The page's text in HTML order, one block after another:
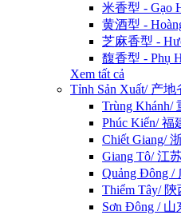
米香型 - Gạo
黄酒型 -
芝麻香型 -
馥香型 - Phụ
Xem tất cả
Tỉnh Sản Xuất/ 产地
Trùng Khánh/
Phúc Kiến/ 福
Chiết Giang/
Giang Tô/ 江
Quảng Đông /
Thiểm Tây/ 陝
Sơn Đông / 山